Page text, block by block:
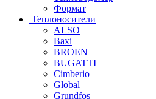
Формат
Теплоносители
ALSO
Baxi
BROEN
BUGATTI
Cimberio
Global
Grundfos